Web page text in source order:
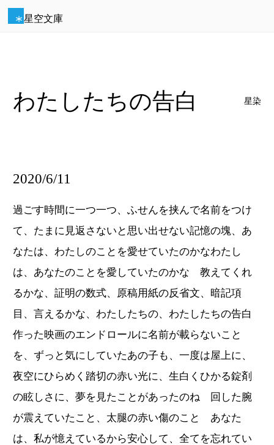
星空文庫
わたしたちの告白 星染
2020/6/11
過ごす時間に一つ一つ、ふせんを挟んで名前をつけ
て、たまに見返さないと思い出せない記憶の塊、あ
なたは、わたしのことを愛せていたのかなわたし
は、あなたのことを愛していたのかな 教えてくれ
るかな、証明の数式、原稿用紙の反省文、暗記項
目、言えるかな、わたしたちの、わたしたちの告白
作った映画のエンドロールに名前が載らないこと
を、ずっと気にしていたあの子も、一度は屋上に、
夜空にひらめく踏切の赤い光に、生白くひかる錠剤
の眩しさに、夢を見たことがあったのね 回した腕
が震えていたこと、太腿の赤い傷のこと あなた
は、私が憶えているから安心して、全てを忘れてい